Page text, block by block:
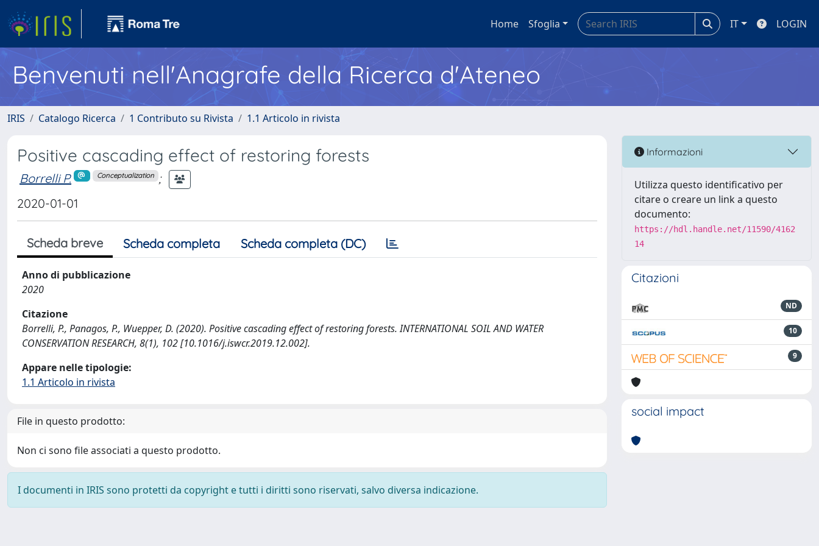
Home Sfoglia IT LOGIN
Benvenuti nell'Anagrafe della Ricerca d'Ateneo
IRIS Catalogo Ricerca 1 Contributo su Rivista 1.1 Articolo in rivista
Positive cascading effect of restoring forests
Borrelli P. Conceptualization
;
2020-01-01
Scheda breve Scheda completa Scheda completa (DC)
Anno di pubblicazione
2020
Citazione
Borrelli, P., Panagos, P., Wuepper, D. (2020). Positive cascading effect of restoring forests. INTERNATIONAL SOIL AND WATER
CONSERVATION RESEARCH, 8(1), 102 [10.1016/j.iswcr.2019.12.002].
Appare nelle tipologie:
1.1 Articolo in rivista
File in questo prodotto:
Non ci sono file associati a questo prodotto.
I documenti in IRIS sono protetti da copyright e tutti i diritti sono riservati, salvo diversa indicazione.
Informazioni
Utilizza questo identificativo per
citare o creare un link a questo
documento:
https://hdl.handle.net/11590/4162
14
Citazioni
ND
10
9
social impact